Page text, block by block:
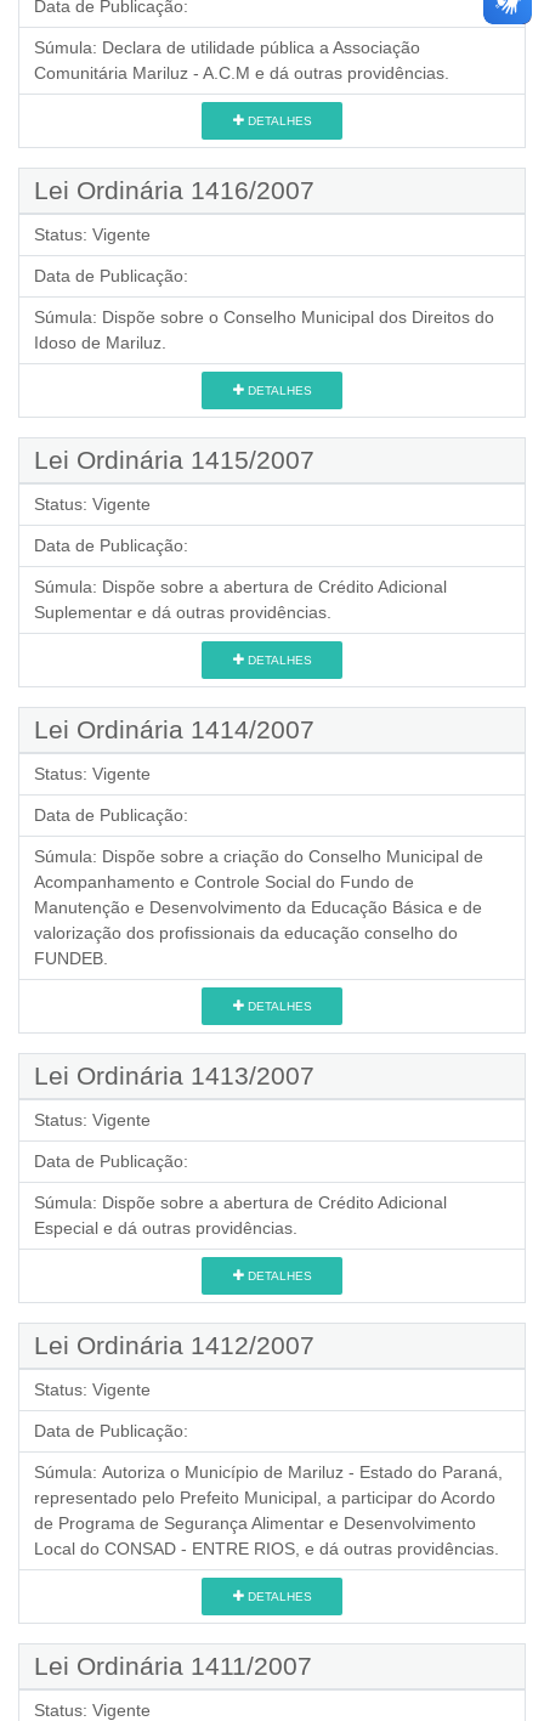
Data de Publicação:
Súmula: Declara de utilidade pública a Associação
Comunitária Mariluz - A.C.M e dá outras providências.
DETALHES
Lei Ordinária 1416/2007
Status: Vigente
Data de Publicação:
Súmula: Dispõe sobre o Conselho Municipal dos Direitos do
Idoso de Mariluz.
DETALHES
Lei Ordinária 1415/2007
Status: Vigente
Data de Publicação:
Súmula: Dispõe sobre a abertura de Crédito Adicional
Suplementar e dá outras providências.
DETALHES
Lei Ordinária 1414/2007
Status: Vigente
Data de Publicação:
Súmula: Dispõe sobre a criação do Conselho Municipal de
Acompanhamento e Controle Social do Fundo de
Manutenção e Desenvolvimento da Educação Básica e de
valorização dos profissionais da educação conselho do
FUNDEB.
DETALHES
Lei Ordinária 1413/2007
Status: Vigente
Data de Publicação:
Súmula: Dispõe sobre a abertura de Crédito Adicional
Especial e dá outras providências.
DETALHES
Lei Ordinária 1412/2007
Status: Vigente
Data de Publicação:
Súmula: Autoriza o Município de Mariluz - Estado do Paraná,
representado pelo Prefeito Municipal, a participar do Acordo
de Programa de Segurança Alimentar e Desenvolvimento
Local do CONSAD - ENTRE RIOS, e dá outras providências.
DETALHES
Lei Ordinária 1411/2007
Status: Vigente